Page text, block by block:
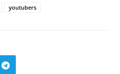
youtubers